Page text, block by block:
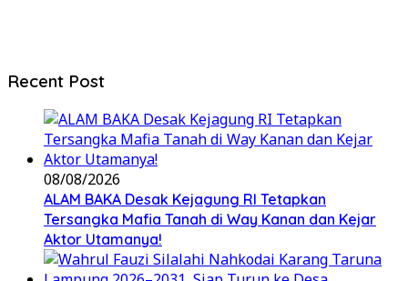
Recent Post
08/08/2026
ALAM BAKA Desak Kejagung RI Tetapkan
Tersangka Mafia Tanah di Way Kanan dan Kejar
Aktor Utamanya!